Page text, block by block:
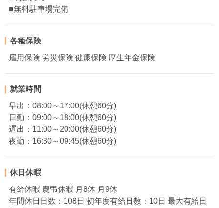
■無料駐車場完備
各種保険
雇用保険 労災保険 健康保険 厚生年金保険
就業時間
早出：08:00～17:00(休憩60分)
日勤：09:00～18:00(休憩60分)
遅出：11:00～20:00(休憩60分)
夜勤：16:30～09:45(休憩60分)
休日休暇
有給休暇 慶弔休暇 月8休 月9休
年間休日日数：108日 初年度有給日数：10日 最大有給日